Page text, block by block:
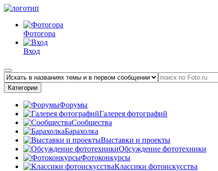
Фотогора
Вход
Категории
Форумы
Галерея фотографий
Сообщества
Барахолка
Выставки и проекты
Обсуждение фототехники
Фотоконкурсы
Классики фотоискусства